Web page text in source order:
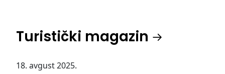
Turistički magazin
18. avgust 2025.